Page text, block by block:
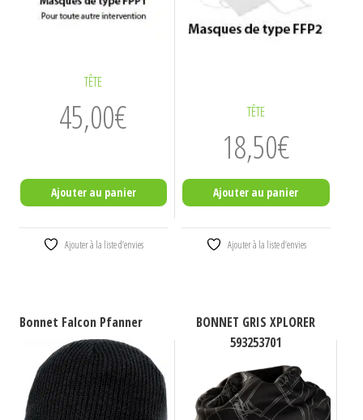
TÊTE
45,00€
Ajouter au panier
Ajouter à la liste d’envies
TÊTE
18,50€
Ajouter au panier
Ajouter à la liste d’envies
Bonnet Falcon Pfanner
BONNET GRIS XPLORER
593253701